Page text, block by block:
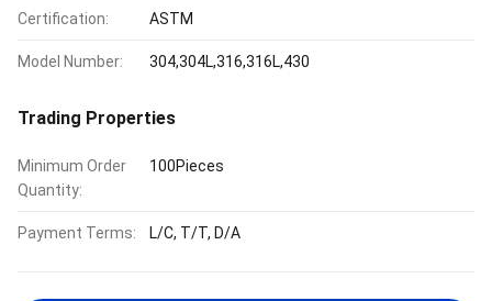
Certification: ASTM
Model Number: 304,304L,316,316L,430
Trading Properties
Minimum Order
Quantity:
100Pieces
Payment Terms: L/C, T/T, D/A